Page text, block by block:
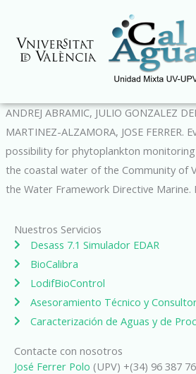
contenido
ANDREJ ABRAMIC, JULIO GONZALEZ
MARTINEZ-ALZAMORA, JOSE FERRER.
possibility for phytoplankton
the coastal water of the Community of
the Water Framework Directive Marine.
Nuestros Servicios
Desass 7.1 Simulador EDAR
BioCalibra
LodifBioControl
Asesoramiento Técnico y
Caracterización de Aguas y de
Contacte con nosotros
José Ferrer Polo (UPV) +(34) 96 387